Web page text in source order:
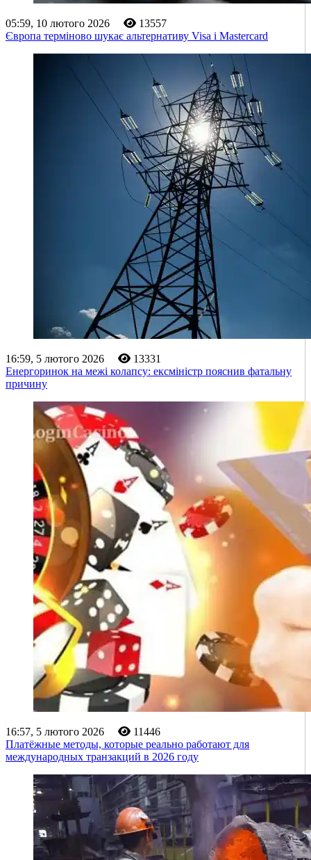
05:59, 10 лютого 2026
13557
Європа терміново шукає альтернативу Visa і Mastercard
16:59, 5 лютого 2026
13331
Енергоринок на межі колапсу: ексміністр пояснив фатальну
причину
16:57, 5 лютого 2026
11446
Платёжные методы, которые реально работают для
международных транзакций в 2026 году